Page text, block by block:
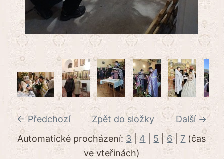
← Předchozí Další →
Zpět do složky
Automatické procházení:3 4 5 | 6|7 (čas
ve vteřinách)